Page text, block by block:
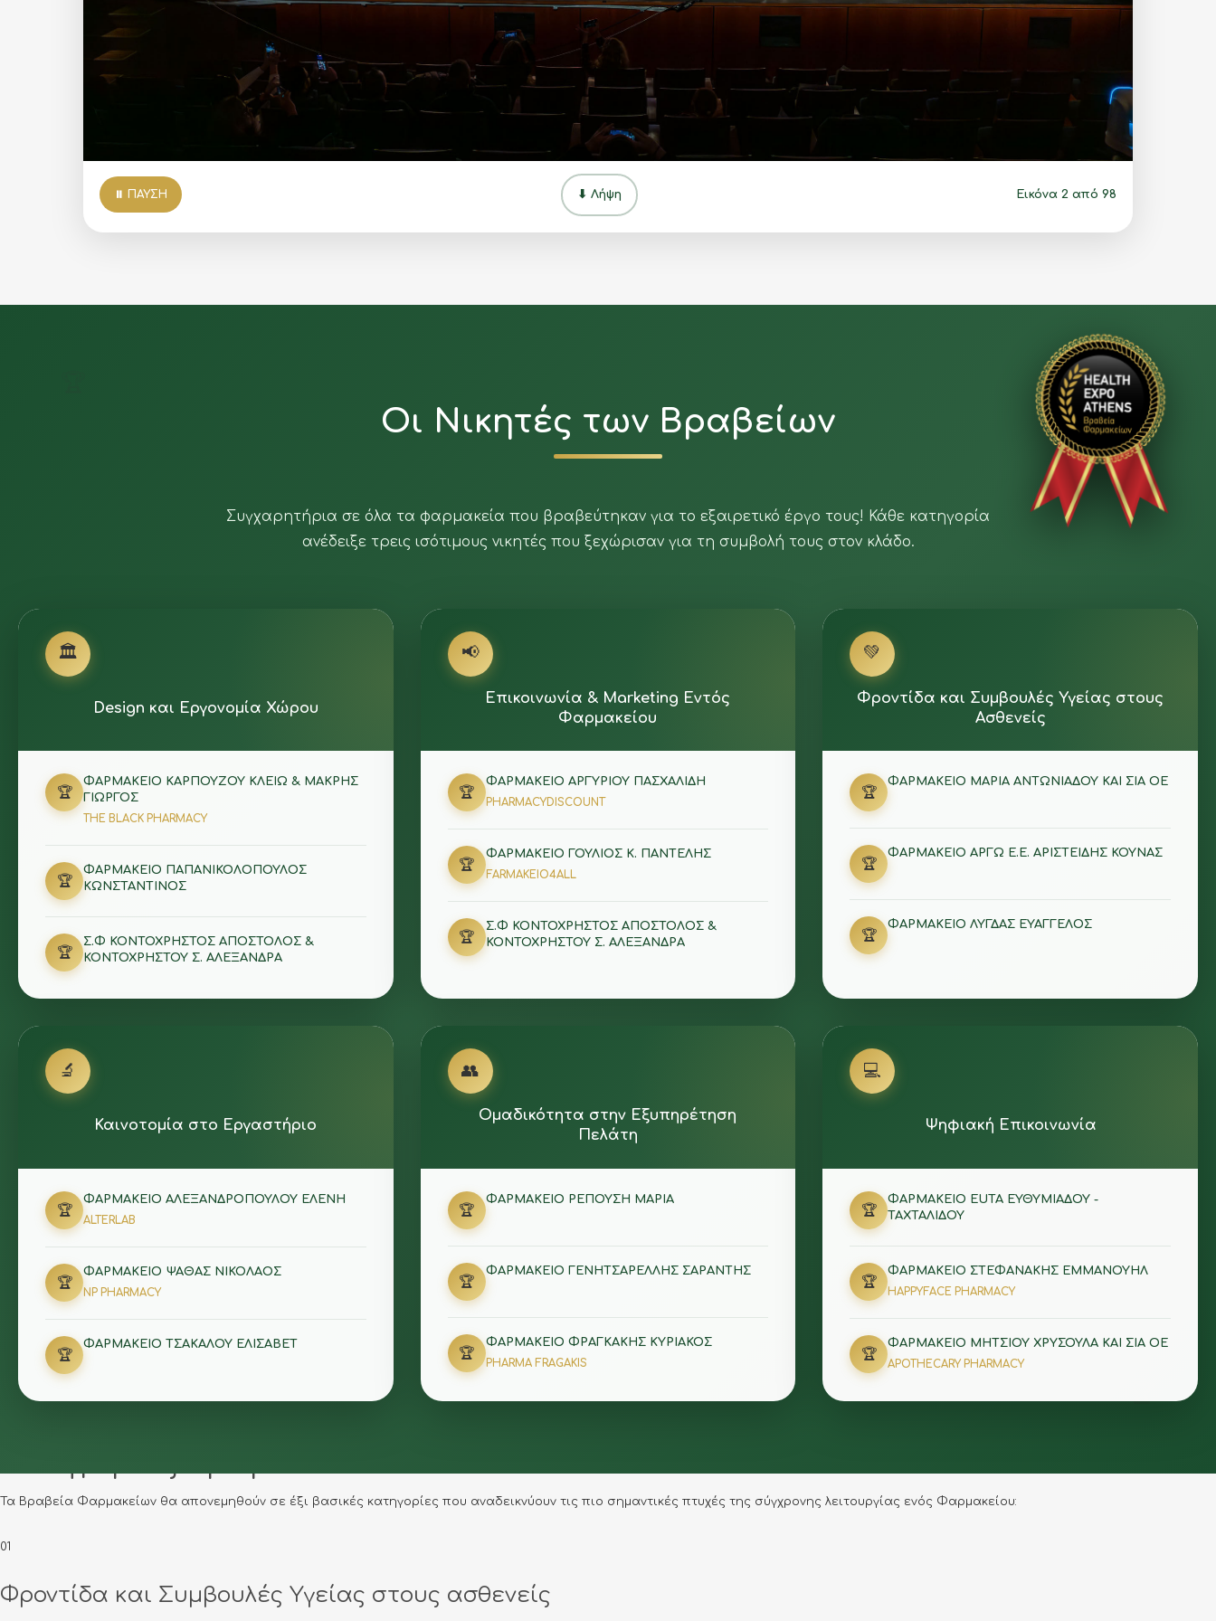
⏸ ΠΑΎΣΗ ⬇ Λήψη Εικόνα 3 από 98
⭐
🎉
Οι Νικητές των Βραβείων
Συγχαρητήρια σε όλα τα φαρμακεία που βραβεύτηκαν για το εξαιρετικό έργο τους! Κάθε κατηγορία
ανέδειξε τρεις ισότιμους νικητές που ξεχώρισαν για τη συμβολή τους στον κλάδο.
🏛️
Design και Εργονομία Χώρου
🏆
ΦΑΡΜΑΚΕΙΟ ΚΑΡΠΟΥΖΟΥ ΚΛΕΙΩ & ΜΑΚΡΗΣ
ΓΙΩΡΓΟΣ
THE BLACK PHARMACY
🏆
ΦΑΡΜΑΚΕΙΟ ΠΑΠΑΝΙΚΟΛΟΠΟΥΛΟΣ
ΚΩΝΣΤΑΝΤΙΝΟΣ
🏆
Σ.Φ ΚΟΝΤΟΧΡΗΣΤΟΣ ΑΠΟΣΤΟΛΟΣ &
ΚΟΝΤΟΧΡΗΣΤΟΥ Σ. ΑΛΕΞΑΝΔΡΑ
📢
Επικοινωνία & Marketing Εντός
Φαρμακείου
🏆
ΦΑΡΜΑΚΕΙΟ ΑΡΓΥΡΙΟΥ ΠΑΣΧΑΛΙΔΗ
PHARMACYDISCOUNT
🏆
ΦΑΡΜΑΚΕΙΟ ΓΟΥΛΙΟΣ Κ. ΠΑΝΤΕΛΗΣ
FARMAKEIO4ALL
🏆
Σ.Φ ΚΟΝΤΟΧΡΗΣΤΟΣ ΑΠΟΣΤΟΛΟΣ &
ΚΟΝΤΟΧΡΗΣΤΟΥ Σ. ΑΛΕΞΑΝΔΡΑ
💚
Φροντίδα και Συμβουλές Υγείας στους
Ασθενείς
🏆
ΦΑΡΜΑΚΕΙΟ ΜΑΡΙΑ ΑΝΤΩΝΙΑΔΟΥ ΚΑΙ ΣΙΑ ΟΕ
🏆
ΦΑΡΜΑΚΕΙΟ ΑΡΓΩ Ε.Ε. ΑΡΙΣΤΕΙΔΗΣ ΚΟΥΝΑΣ
🏆
ΦΑΡΜΑΚΕΙΟ ΛΥΓΔΑΣ ΕΥΑΓΓΕΛΟΣ
🔬
Καινοτομία στο Εργαστήριο
🏆
ΦΑΡΜΑΚΕΙΟ ΑΛΕΞΑΝΔΡΟΠΟΥΛΟΥ ΕΛΕΝΗ
ALTERLAB
🏆
ΦΑΡΜΑΚΕΙΟ ΨΑΘΑΣ ΝΙΚΟΛΑΟΣ
NP PHARMACY
🏆
ΦΑΡΜΑΚΕΙΟ ΤΣΑΚΑΛΟΥ ΕΛΙΣΑΒΕΤ
👥
Ομαδικότητα στην Εξυπηρέτηση
Πελάτη
🏆
ΦΑΡΜΑΚΕΙΟ ΡΕΠΟΥΣΗ ΜΑΡΙΑ
🏆
ΦΑΡΜΑΚΕΙΟ ΓΕΝΗΤΣΑΡΕΛΛΗΣ ΣΑΡΑΝΤΗΣ
🏆
ΦΑΡΜΑΚΕΙΟ ΦΡΑΓΚΑΚΗΣ ΚΥΡΙΑΚΟΣ
PHARMA FRAGAKIS
💻
Ψηφιακή Επικοινωνία
🏆
ΦΑΡΜΑΚΕΙΟ EUTA ΕΥΘΥΜΙΑΔΟΥ -
ΤΑΧΤΑΛΙΔΟΥ
🏆
ΦΑΡΜΑΚΕΙΟ ΣΤΕΦΑΝΑΚΗΣ ΕΜΜΑΝΟΥΗΛ
HAPPYFACE PHARMACY
🏆
ΦΑΡΜΑΚΕΙΟ ΜΗΤΣΙΟΥ ΧΡΥΣΟΥΛΑ ΚΑΙ ΣΙΑ ΟΕ
APOTHECARY PHARMACY
Τα Βραβεία Φαρμακείων θα απονεμηθούν σε έξι βασικές κατηγορίες που αναδεικνύουν τις πιο σημαντικές πτυχές της σύγχρονης λειτουργίας ενός Φαρμακείου:
01
Φροντίδα και Συμβουλές Υγείας στους ασθενείς